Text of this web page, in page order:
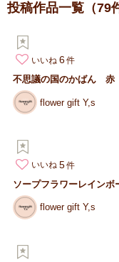
投稿作品一覧 （79
いいね 6
不思議の国のかばん 赤
flower gift Y,s
いいね 5
flower gift Y,s